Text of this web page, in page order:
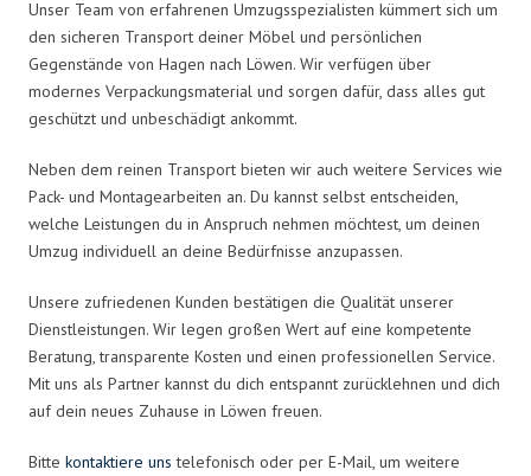
Unser Team von erfahrenen Umzugsspezialisten kümmert sich um
den sicheren Transport deiner Möbel und persönlichen
Gegenstände von Hagen nach Löwen. Wir verfügen über
modernes Verpackungsmaterial und sorgen dafür, dass alles gut
geschützt und unbeschädigt ankommt.
Neben dem reinen Transport bieten wir auch weitere Services wie
Pack- und Montagearbeiten an. Du kannst selbst entscheiden,
welche Leistungen du in Anspruch nehmen möchtest, um deinen
Umzug individuell an deine Bedürfnisse anzupassen.
Unsere zufriedenen Kunden bestätigen die Qualität unserer
Dienstleistungen. Wir legen großen Wert auf eine kompetente
Beratung, transparente Kosten und einen professionellen Service.
Mit uns als Partner kannst du dich entspannt zurücklehnen und dich
auf dein neues Zuhause in Löwen freuen.
Bitte kontaktiere uns telefonisch oder per E-Mail, um weitere